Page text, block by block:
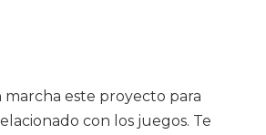
este proyecto para
con los juegos. Te